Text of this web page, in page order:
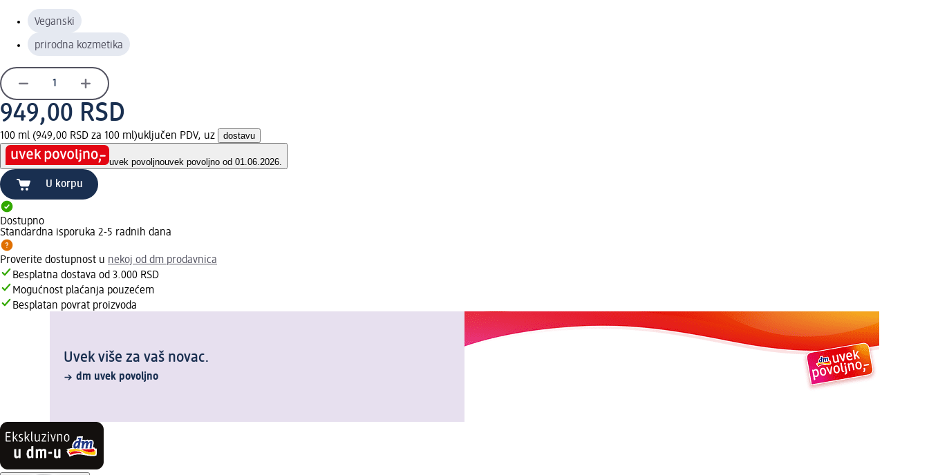
Veganski
prirodna kozmetika
949,00 RSD
100 ml (949,00 RSD za 100 ml)uključen PDV, uz dostavu
uvek povoljnouvek povoljno od 01.06.2026.
U korpu
Dostupno
Standardna isporuka 2-5 radnih dana
Proverite dostupnost u nekoj od dm prodavnica
Besplatna dostava od 3.000 RSD
Mogućnost plaćanja pouzećem
Besplatan povrat proizvoda
Uvek više za vaš novac.
dm uvek povoljno